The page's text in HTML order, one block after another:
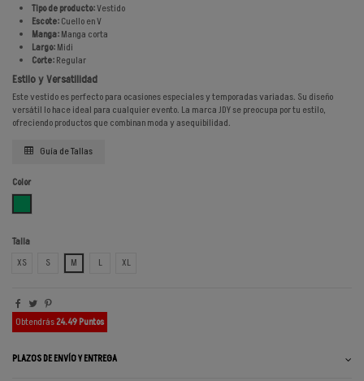
Tipo de producto:Vestido
Escote:Cuello en V
Manga:Manga corta
Largo:Midi
Corte:Regular
Estilo y Versatilidad
Este vestido es perfecto para ocasiones especiales y temporadas variadas. Su diseño
versátil lo hace ideal para cualquier evento. La marca JDY se preocupa por tu estilo,
ofreciendo productos que combinan moda y asequibilidad.
Guía de Tallas
Color
Talla
XS
S M L XL
Obtendrás24.49 Puntos
PLAZOS DE ENVÍO Y ENTREGA